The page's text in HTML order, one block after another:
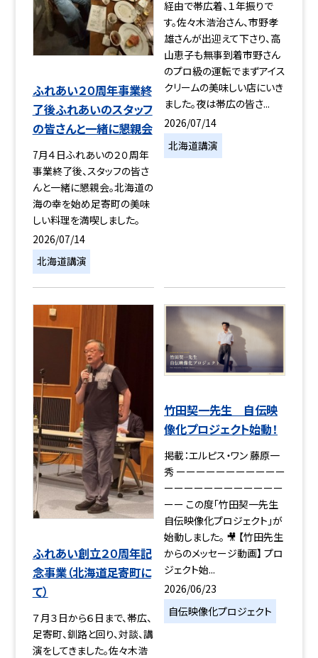
ふれあい２０周年事業終
了後ふれあいのスタッフ
の皆さんと一緒に懇親会
7月４日ふれあいの２０周年
事業終了後、スタッフの皆さ
んと一緒に懇親会。北海道の
海の幸を始め足寄町の美味
しい料理を満喫しました。
2026/07/14
北海道講演
経由で帯広着、１年振りで
す。佐々木浩治さん、市野孝
雄さんが出迎えて下さり、高
山恵子も無事到着市野さん
のプロ級の運転でまずアイス
クリームの美味しい店にいき
ました。夜は帯広の皆さ...
2026/07/14
北海道講演
ふれあい創立２０周年記
念事業（北海道足寄町に
て）
７月３日から６日まで、帯広、
足寄町、釧路と回り、対談、講
演をしてきました。佐々木浩
竹田契一先生 自伝映
像化プロジェクト始動！
掲載：エルピス・ワン 藤原一
秀 ーーーーーーーーーーー
ーーーーーーーーーーーー
ーー この度「竹田契一先生
自伝映像化プロジェクト」が
始動しました。 🎥 【竹田先生
からのメッセージ動画】 プロ
ジェクト始...
2026/06/23
自伝映像化プロジェクト